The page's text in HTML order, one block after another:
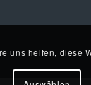
uns helfen, diese